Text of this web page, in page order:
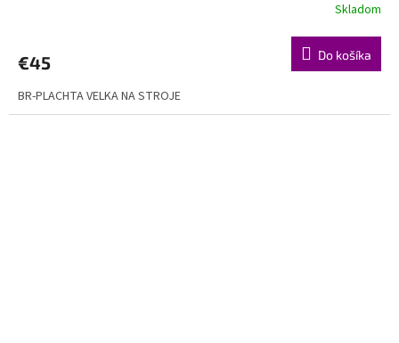
Skladom
€45 Do košíka
BR-PLACHTA VELKA NA STROJE